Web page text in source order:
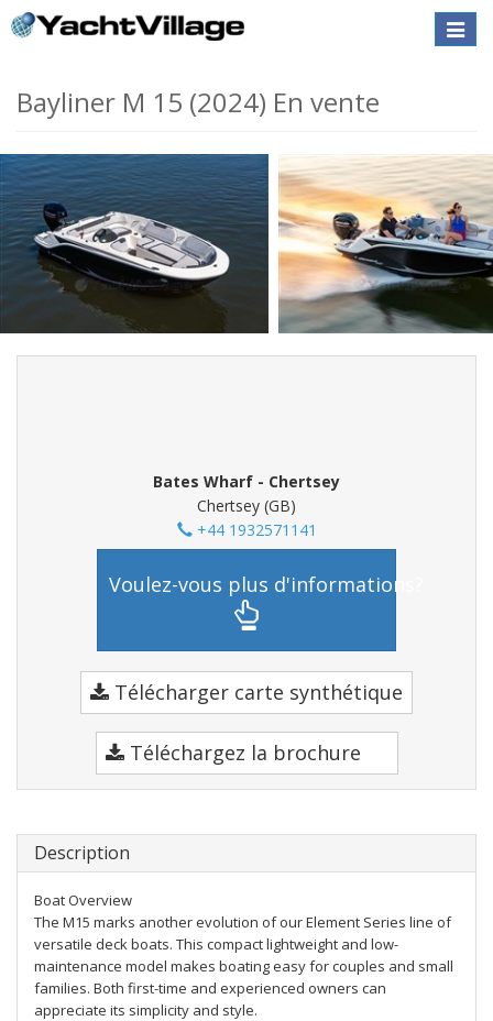
Toggle
Bayliner M 15 (2024) En vente
Bates Wharf - Chertsey
Chertsey (GB)
+44 1932571141
Voulez-vous plus d'informations?
Télécharger carte synthétique
Téléchargez la brochure
Description
Boat Overview
The M15 marks another evolution of our Element Series line of
versatile deck boats. This compact lightweight and low-
maintenance model makes boating easy for couples and small
families. Both first-time and experienced owners can
appreciate its simplicity and style.